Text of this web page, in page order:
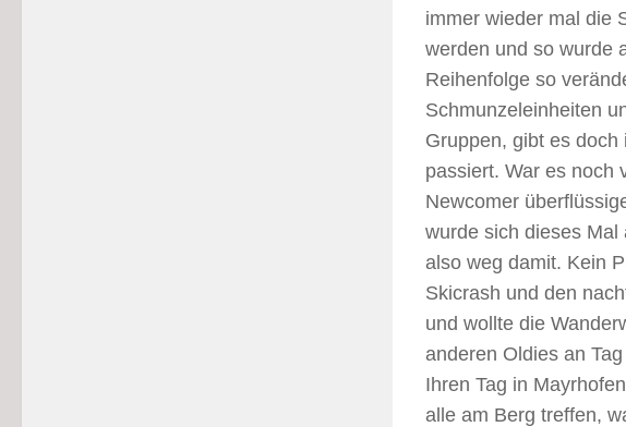
immer wieder mal die
werden und so wurde
Reihenfolge so
Schmunzeleinheiten
Gruppen, gibt es
passiert. War es noch
Newcomer
wurde sich dieses
also weg damit. Kein
Skicrash und den
und wollte die
anderen Oldies an
Ihren Tag in
alle am Berg treffen,